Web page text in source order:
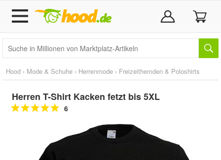
Hood › Mode & Schuhe › Herrenmode › Freizeithemden & Poloshirts
Herren T-Shirt Kacken fetzt bis 5XL
6